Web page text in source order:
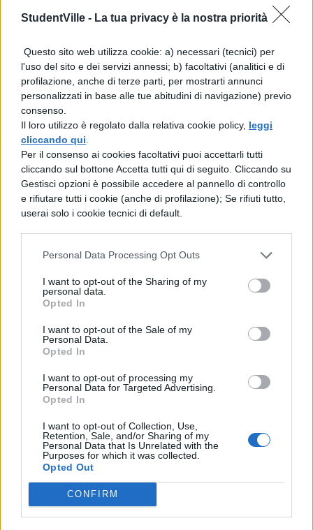
StudentVille - La tua privacy è la nostra priorità
Questo sito web utilizza cookie: a) necessari (tecnici) per
l'uso del sito e dei servizi annessi; b) facoltativi (analitici e di
profilazione, anche di terze parti, per mostrarti annunci
personalizzati in base alle tue abitudini di navigazione) previo
consenso.
Il loro utilizzo è regolato dalla relativa cookie policy, leggi
cliccando qui
Per il consenso ai cookies facoltativi puoi accettarli tutti
cliccando sul bottone Accetta tutti qui di seguito. Cliccando su
Gestisci opzioni è possibile accedere al pannello di controllo
e rifiutare tutti i cookie (anche di profilazione); Se rifiuti tutto,
userai solo i cookie tecnici di default.
Personal Data Processing Opt Outs
I want to opt-out of the Sharing of my
personal data.
Opted In
I want to opt-out of the Sale of my
Personal Data.
Opted In
I want to opt-out of processing my
Personal Data for Targeted Advertising.
Opted In
I want to opt-out of Collection, Use,
Retention, Sale, and/or Sharing of my
Personal Data that Is Unrelated with the
Purposes for which it was collected.
Opted Out
CONFIRM
partecipano per scoprire se il loro amore è
forte e vero. La coppia composta da
Michael e Laraha deciso di partecipare per
capire se sono fatti davvero l’ una per l’altra e
se rappresentano, realmente, l’amore vero
l’uno per l’altra. Lei ha 27 anni, è di
Pordenone e pare abbia una linea di costumi
tutta sua, il fidanzato, diUdine, è un
tatuatore ed entrambi non hanno mai
prima? Lo scopriremo solo guardando!
nome:
Ida e Riccardo
Michael e Lara
Martina e Gianpaolo
Raffaela e Andrea